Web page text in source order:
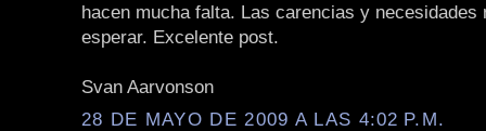
hacen mucha falta. Las carencias y necesidades
esperar. Excelente post.
Svan Aarvonson
28 DE MAYO DE 2009 A LAS 4:02 P.M.